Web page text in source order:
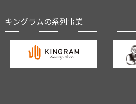
キングラムの系列事業